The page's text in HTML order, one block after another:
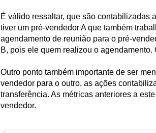
É válido ressaltar, que são contabilizadas
tiver um pré-vendedor A que também
agendamento de reunião para o pré-
B, pois ele quem realizou o
Outro ponto também importante de ser
vendedor para o outro, as ações
transferência. As métricas anteriores a
vendedor.